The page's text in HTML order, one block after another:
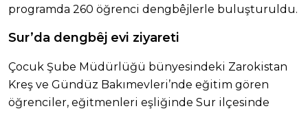
programda 260 öğrenci dengbêjlerle buluşturuldu.
Sur’da dengbêj evi ziyareti
Çocuk Şube Müdürlüğü bünyesindeki Zarokistan
Kreş ve Gündüz Bakımevleri’nde eğitim gören
öğrenciler, eğitmenleri eşliğinde Sur ilçesinde